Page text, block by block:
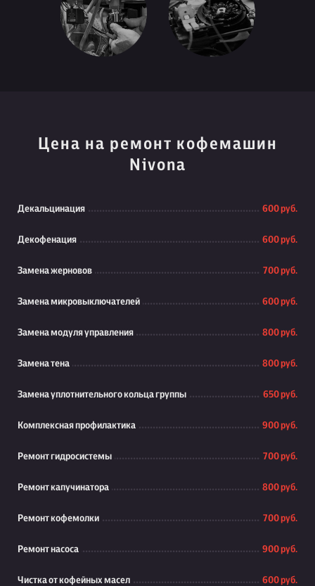
Цена на ремонт кофемашин
Nivona
Декальцинация 600 руб.
Декофенация 600 руб.
Замена жерновов 700 руб.
Замена микровыключателей 600 руб.
Замена модуля управления 800 руб.
Замена тена 800 руб.
Замена уплотнительного кольца группы 650 руб.
Комплексная профилактика 900 руб.
Ремонт гидросистемы 700 руб.
Ремонт капучинатора 800 руб.
Ремонт кофемолки 700 руб.
Ремонт насоса 900 руб.
Чистка от кофейных масел 600 руб.